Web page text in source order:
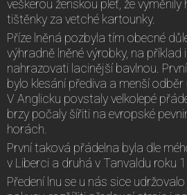
veškerou ženskou pleť, že vyměnily
tištěnky za vetché kartounky.
Příze lněná pozbyla tím obecné
výhradně lněné výrobky, na příklad
nahrazovati lacinější bavlnou.
bylo klesání přediva a menší odběr
V Anglicku povstaly velkolepé
brzy počaly šířiti na evropské
horách.
První taková přádelna byla dle
v Liberci a druhá v Tanvaldu roku
Předení lnu se u nás sice